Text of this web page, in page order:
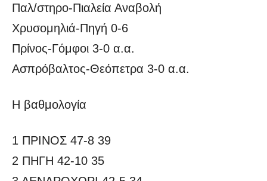
Παλ/στηρο-Πιαλεία Αναβολή
Χρυσομηλιά-Πηγή 0-6
Πρίνος-Γόμφοι 3-0 α.α.
Ασπρόβαλτος-Θεόπετρα 3-0 α.α.
Η βαθμολογία
1 ΠΡΙΝΟΣ 47-8 39
2 ΠΗΓΗ 42-10 35